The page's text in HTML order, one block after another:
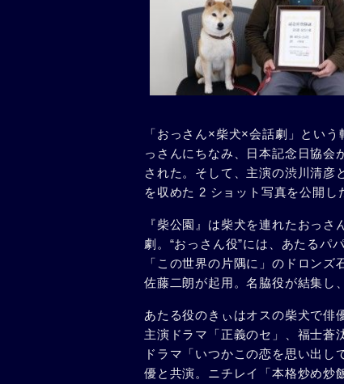
「おっさん×柴犬×会話劇」とい
っさんにちなみ、日本記念日協会
された。そして、主演の渋川清彦
を収めた 2 ショット写真を公開し
『柴公園』は柴犬を連れたおっ
劇。“おっさん役”には、あたるパ
「この世界の片隅に」のドロン
佐藤二朗が起用。名脇役が結集し
あたる役のきぃはオスの柴犬で俳
主演ドラマ「正義のセ」、福士蒼
ドラマ「いつかこの恋を思い出
優と共演。ニチレイ「本格炒め炒